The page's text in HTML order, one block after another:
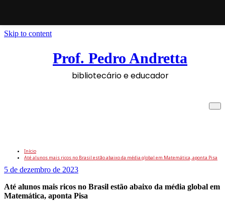
Skip to content
Prof. Pedro Andretta
bibliotecário e educador
Início
Até alunos mais ricos no Brasil estão abaixo da média global em Matemática, aponta Pisa
5 de dezembro de 2023
Até alunos mais ricos no Brasil estão abaixo da média global em
Matemática, aponta Pisa